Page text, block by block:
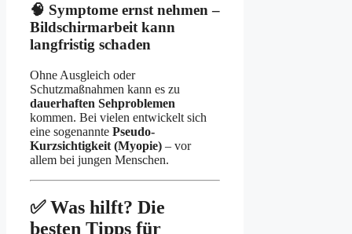
🧠 Symptome ernst nehmen –
Bildschirmarbeit kann
langfristig schaden
Ohne Ausgleich oder
Schutzmaßnahmen kann es zu
dauerhaften Sehproblemen
kommen. Bei vielen entwickelt sich
eine sogenannte Pseudo-
Kurzsichtigkeit (Myopie) – vor
allem bei jungen Menschen.
✅ Was hilft? Die
besten Tipps für